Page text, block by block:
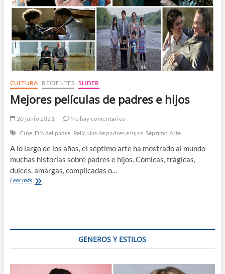
CULTURA RECIENTES SLIDER
Mejores películas de padres e hijos
20 junio 2021
No hay comentarios
Cine Día del padre Películas de padres e hijos Séptimo Arte
A lo largo de los años, el séptimo arte ha mostrado al mundo
muchas historias sobre padres e hijos. Cómicas, trágicas,
dulces, amargas, complicadas o…
Leer másMejores
GENEROS Y ESTILOS